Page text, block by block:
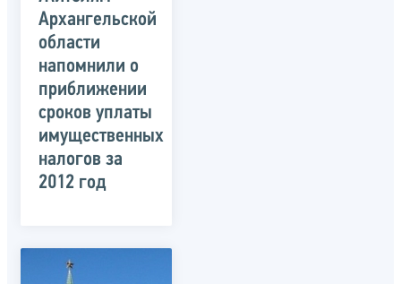
Архангельской
области
напомнили о
приближении
сроков уплаты
имущественных
налогов за
2012 год